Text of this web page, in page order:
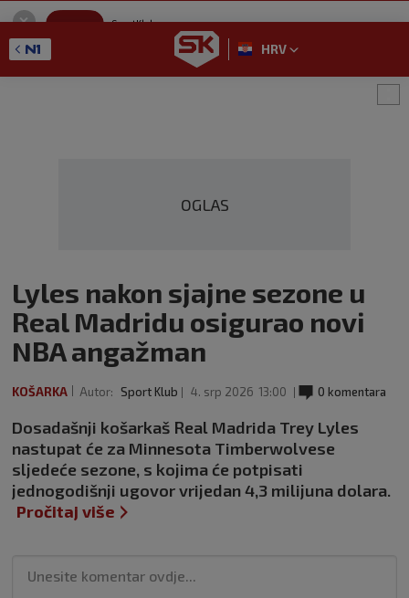
SportKlub
GET - On the Google Play
HRV
OGLAS
Lyles nakon sjajne sezone u
Real Madridu osigurao novi
NBA angažman
KOŠARKA Autor: Sport Klub 4. srp 2026 13:00 0 komentara
Dosadašnji košarkaš Real Madrida Trey Lyles
nastupat će za Minnesota Timberwolvese
sljedeće sezone, s kojima će potpisati
jednogodišnji ugovor vrijedan 4,3 milijuna dolara.
Pročitaj više